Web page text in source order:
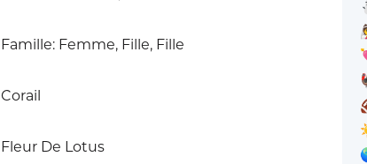
Famille: Femme, Fille, Fille
Corail
Fleur De Lotus